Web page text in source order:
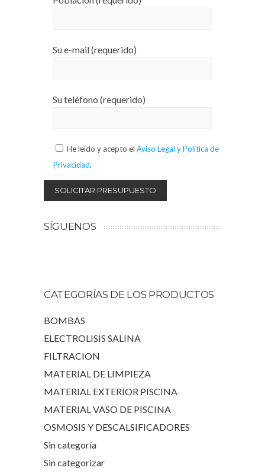
Su e-mail (requerido)
Su teléfono (requerido)
He leído y acepto el Aviso Legal y Política de
Privacidad.
SÍGUENOS
CATEGORÍAS DE LOS PRODUCTOS
BOMBAS
ELECTROLISIS SALINA
FILTRACION
MATERIAL DE LIMPIEZA
MATERIAL EXTERIOR PISCINA
MATERIAL VASO DE PISCINA
OSMOSIS Y DESCALSIFICADORES
Sin categoría
Sin categorizar